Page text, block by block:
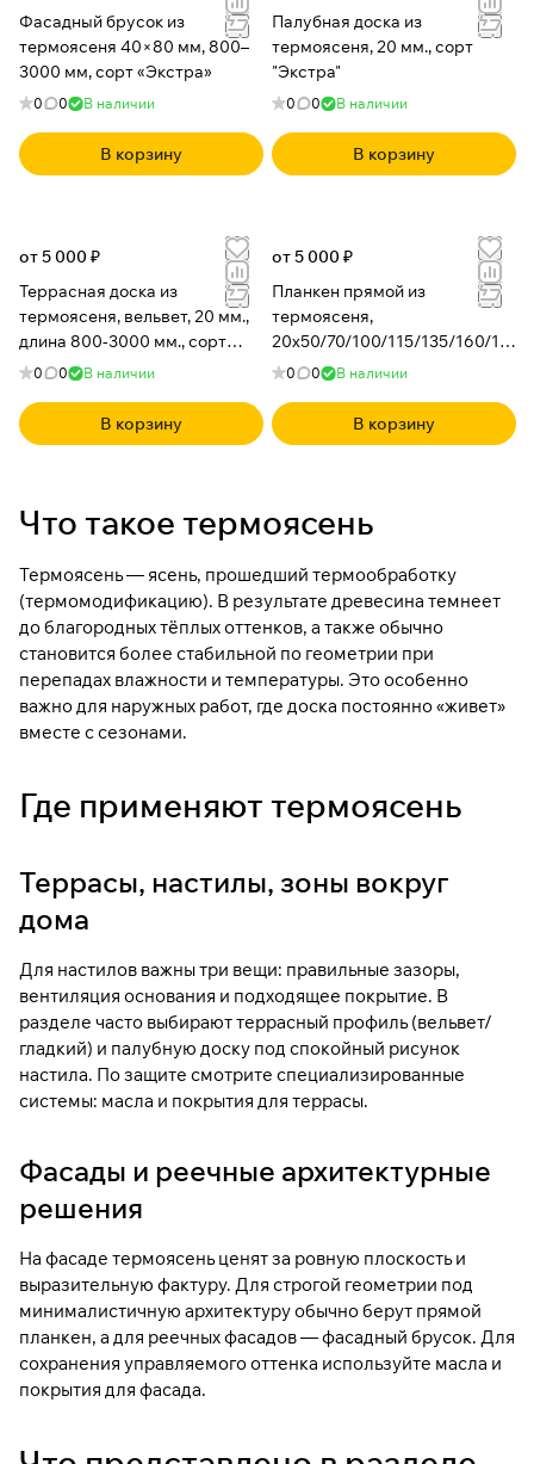
Фасадный брусок из
термоясеня 40×80 мм, 800–
3000 мм, сорт «Экстра»
0 0 В наличии
В корзину
Палубная доска из
термоясеня, 20 мм., сорт
"Экстра"
0 0 В наличии
В корзину
от 5 000 ₽
Террасная доска из
термоясеня, вельвет, 20 мм.,
длина 800-3000 мм., сорт
"Экстра"
0 0 В наличии
В корзину
от 5 000 ₽
Планкен прямой из
термоясеня,
20x50/70/100/115/135/160/18
0/200x900-3000 мм.
0 0 В наличии
В корзину
Что такое термоясень
Термоясень — ясень, прошедший термообработку
(термомодификацию). В результате древесина темнеет
до благородных тёплых оттенков, а также обычно
становится более стабильной по геометрии при
перепадах влажности и температуры. Это особенно
важно для наружных работ, где доска постоянно «живет»
вместе с сезонами.
Где применяют термоясень
Террасы, настилы, зоны вокруг
дома
Для настилов важны три вещи: правильные зазоры,
вентиляция основания и подходящее покрытие. В
разделе часто выбирают террасный профиль (вельвет/
гладкий) и палубную доску под спокойный рисунок
настила. По защите смотрите специализированные
системы: масла и покрытия для террасы.
Фасады и реечные архитектурные
решения
На фасаде термоясень ценят за ровную плоскость и
выразительную фактуру. Для строгой геометрии под
минималистичную архитектуру обычно берут прямой
планкен, а для реечных фасадов —фасадный брусок. Для
сохранения управляемого оттенка используйте масла и
покрытия для фасада.